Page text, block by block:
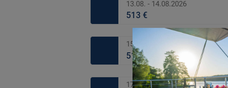
13.08. - 14.08.2026
513 €
15.08. - 16.08.2026
513 €
17.08. - 18.08.2026